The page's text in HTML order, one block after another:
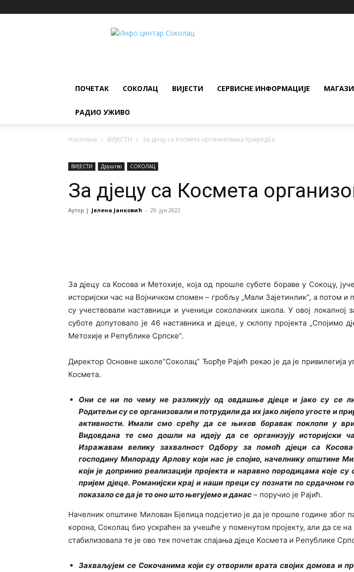
ИНФО
ПОЧЕТАК СОКОЛАЦ ВИЈЕСТИ СЕРВИСНЕ ИНФОРМАЦИЈЕ
РАДИО УЖИВО
Насловна ВИЈЕСТИ За дјецу са Космета организована приредба
ВИЈЕСТИ Друштво СОКОЛАЦ
За дјецу са Космета
Аутор | Јелена Јанковић - 29. јун 2022.
За дјецу са Косова и Метохије, која од прошле суботе бораве у Сокоцу,
историјски час на Војничком спомен – гробљу „Мали Зајетинлик“, а потом и
су учествовали наставници и ученици соколачких школа. У овој локалној
суботе допутовало је 46 наставника и дјеце, у склопу пројекта „Спојимо
Метохије и Републике Српске“.
Директор Основне школе“Соколац“ Ђорђе Рајић рекао је да je привилегија
Космета.
Они се ни по чему не разликују од овдашње дјеце и јако су се
Родитељи су се организовали и потрудили да их јако лијепо угосте и
активности. Имали смо срећу да се њихов боравак поклопи у
Видовдана те смо дошли на идеју да се организују историјски
Изражавам велику захвалност Одбору за помоћ дјеци са
господину Милораду Арлову који нас је спојио, начелнику општине
који је допринио реализацији пројекта и наравно породицама које су
пријем дјеце. Романијски крај и наши преци су познати по срдачном
показало се да је то оно што његујемо и данас – поручио је Рајић.
Начелник општине Милован Бјелица подсјетио је да је прошле године због
корона, Соколац био ускраћен за учешће у поменутом пројекту, али да се на
стабилизовала те је ово тек почетак спајања дјеце Космета и Републике
Захваљујем се Сокочанима који су отворили врата својих домова и